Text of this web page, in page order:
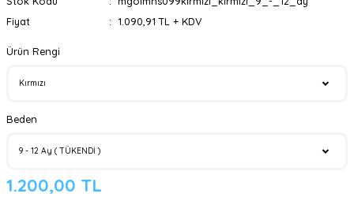
Fiyat
1.090,91 TL + KDV
Ürün Rengi
Beden
1.200,00 TL